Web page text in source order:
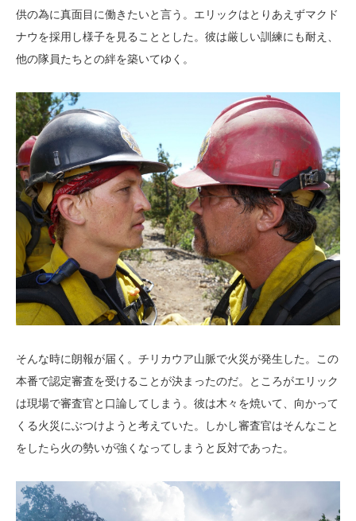
供の為に真面目に働きたいと言う。エリックはとりあえずマクド
ナウを採用し様子を見ることとした。彼は厳しい訓練にも耐え、
他の隊員たちとの絆を築いてゆく。
そんな時に朗報が届く。チリカウア山脈で火災が発生した。この
本番で認定審査を受けることが決まったのだ。ところがエリック
は現場で審査官と口論してしまう。彼は木々を焼いて、向かって
くる火災にぶつけようと考えていた。しかし審査官はそんなこと
をしたら火の勢いが強くなってしまうと反対であった。